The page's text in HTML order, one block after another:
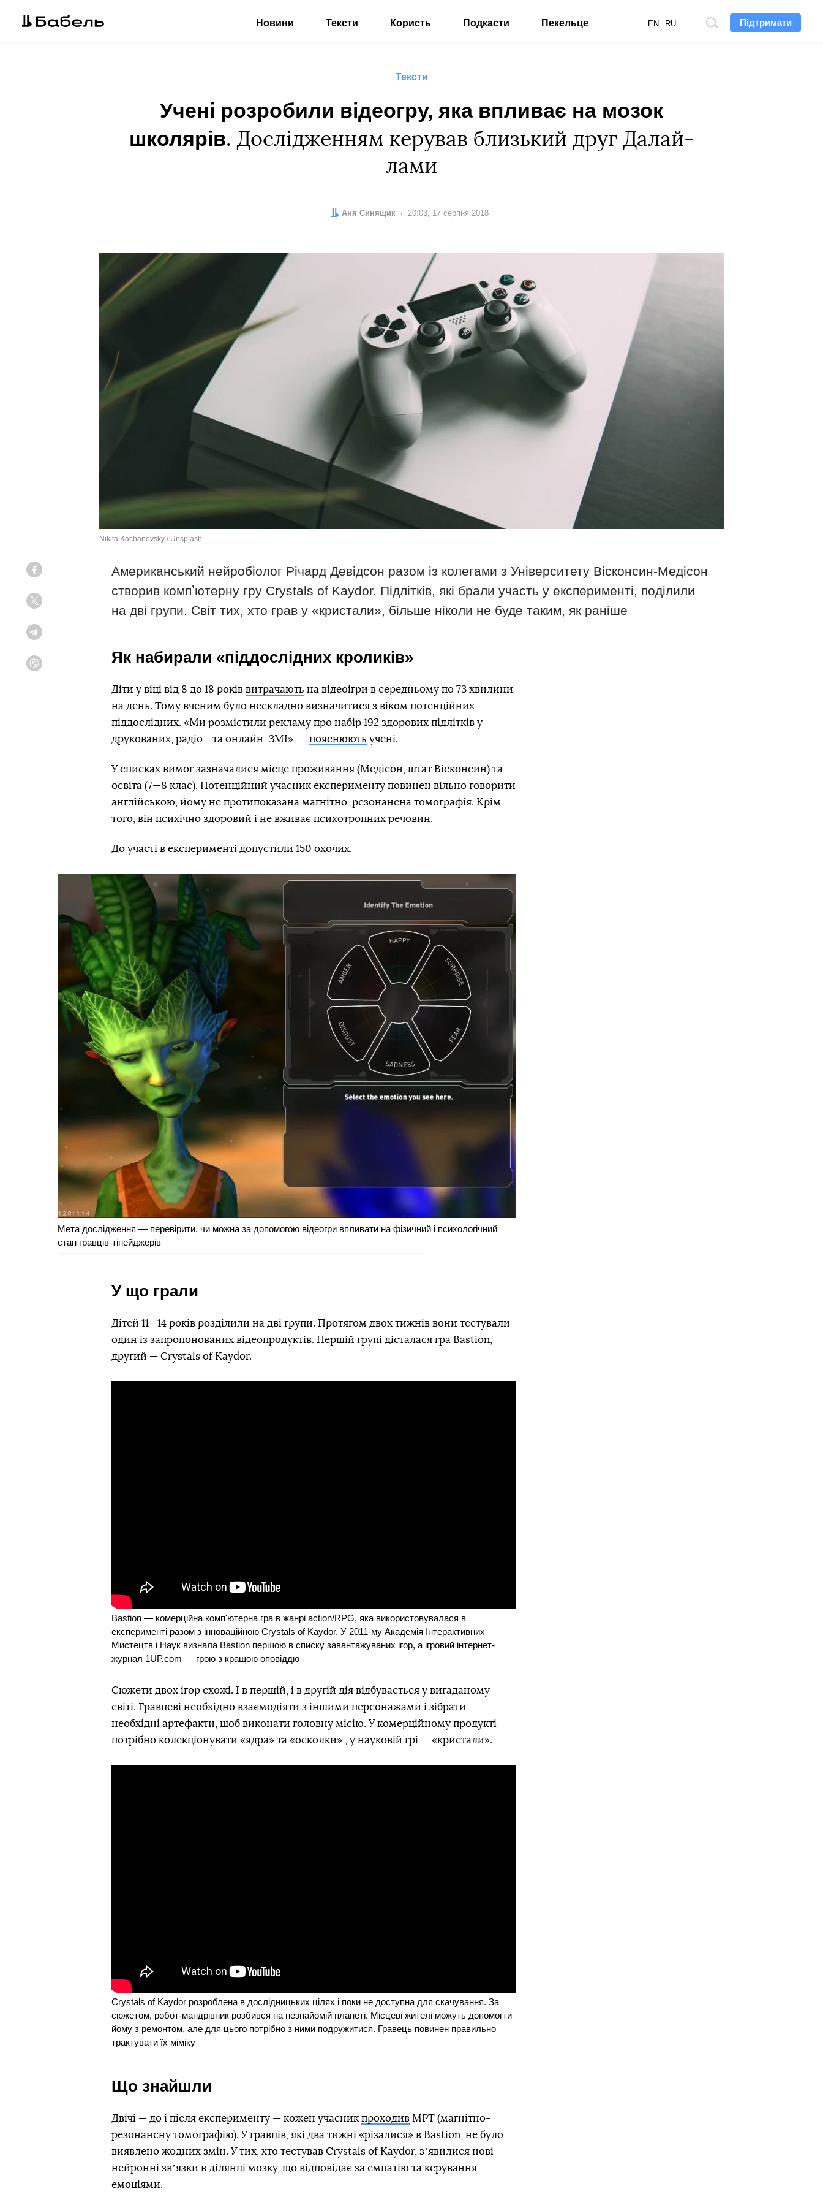
Підтримати
Пошук
EN RU
Новини Тексти Користь Подкасти Пекельце
Тексти
Учені розробили відеогру, яка впливає на мозок
школярів. Дослідженням керував близький друг Далай-
лами
Автор:
Аня Синящик Дата:
20:03, 17 серпня 2018
Nikita Kachanovsky / Unsplash
Американський нейробіолог Річард Девідсон разом із колегами з Університету Вісконсин-Медісон
створив компʼютерну гру Crystals of Kaydor. Підлітків, які брали участь у експерименті, поділили
на дві групи. Світ тих, хто грав у «кристали», більше ніколи не буде таким, як раніше
Як набирали «піддослідних кроликів»
Діти у віці від 8 до 18 років витрачають на відеоігри в середньому по 73 хвилини
на день. Тому вченим було нескладно визначитися з віком потенційних
піддослідних. «Ми розмістили рекламу про набір 192 здорових підлітків у
друкованих, радіо - та онлайн-ЗМІ», — пояснюють учені.
У списках вимог зазначалися місце проживання (Медісон, штат Вісконсин) та
освіта (7—8 клас). Потенційний учасник експерименту повинен вільно говорити
англійською, йому не протипоказана магнітно-резонансна томографія. Крім
того, він психічно здоровий і не вживає психотропних речовин.
До участі в експерименті допустили 150 охочих.
Мета дослідження — перевірити, чи можна за допомогою відеогри впливати на фізичний і психологічний
стан гравців-тінейджерів
У що грали
Дітей 11—14 років розділили на дві групи. Протягом двох тижнів вони тестували
один із запропонованих відеопродуктів. Першій групі дісталася гра Bastion,
другий — Crystals of Kaydor.
Bastion — комерційна комп'ютерна гра в жанрі action/RPG, яка використовувалася в
експерименті разом з інноваційною Crystals of Kaydor. У 2011-му Академія Інтерактивних
Мистецтв і Наук визнала Bastion першою в списку завантажуваних ігор, а ігровий інтернет-
журнал 1UP.com — грою з кращою оповіддю
Сюжети двох ігор схожі. І в першій, і в другій дія відбувається у вигаданому
світі. Гравцеві необхідно взаємодіяти з іншими персонажами і зібрати
необхідні артефакти, щоб виконати головну місію. У комерційному продукті
потрібно колекціонувати «ядра» та «осколки» , у науковій грі — «кристали».
Crystals of Kaydor розроблена в дослідницьких цілях і поки не доступна для скачування. За
сюжетом, робот-мандрівник розбився на незнайомій планеті. Місцеві жителі можуть допомогти
йому з ремонтом, але для цього потрібно з ними подружитися. Гравець повинен правильно
трактувати їх міміку
Що знайшли
Двічі — до і після експерименту — кожен учасник проходив МРТ (магнітно-
резонансну томографію). У гравців, які два тижні «різалися» в Bastion, не було
виявлено жодних змін. У тих, хто тестував Crystals of Kaydor, зʼявилися нові
нейронні звʼязки в ділянці мозку, що відповідає за емпатію та керування
емоціями.